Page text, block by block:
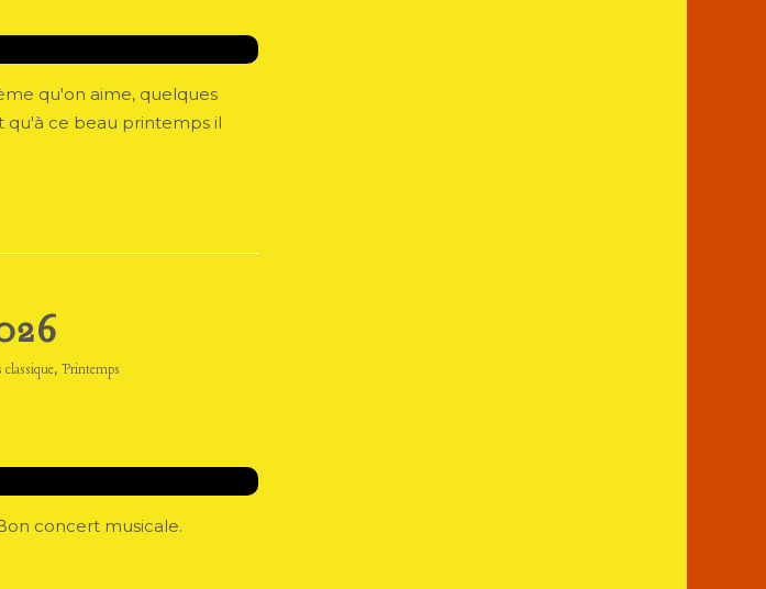
qu'on aime, quelques
qu'à ce beau printemps il
, Printemps
concert musicale.